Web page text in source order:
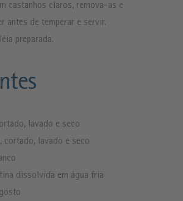
castanhos claros, remova-as e
antes de temperar e servir.
preparada.
lavado e seco
cortado, lavado e seco
dissolvida em água fria